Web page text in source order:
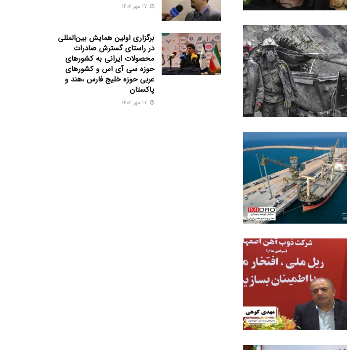
برگزاری اولین همایش بین‌المللی
در راستای گسترش صادرات
محصولات ایرانی به کشورهای
حوزه سی آی اس و کشورهای
عربی حوزه خلیج فارس ،هند و
پاکستان